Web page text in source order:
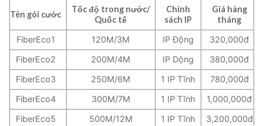
Tên gói cước
Tốc độ trong nước/
Quốc tế
Chính
sách IP
Giá hàng
tháng
FiberEco1
120M/3M IP Động
320,000đ
FiberEco2
200M/4M IP Dộng
380,000đ
FiberEco3
250M/6M 1 IP Tĩnh
780,000đ
FiberEco4
300M/7M 1 IP Tĩnh
1,000,000đ
FiberEco5
500M/12M 1 IP Tĩnh
3,200,000đ